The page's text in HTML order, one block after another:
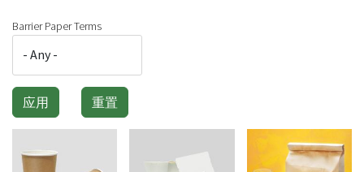
Barrier Paper Terms